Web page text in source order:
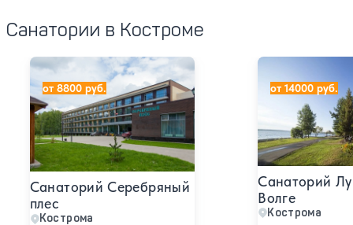
Санатории в Костроме
Санаторий Серебряный
плес
Кострома
Санаторий Серебряный плес
от 8800 руб.
Санаторий
Волге
Кострома
Санаторий
от 14000 руб.